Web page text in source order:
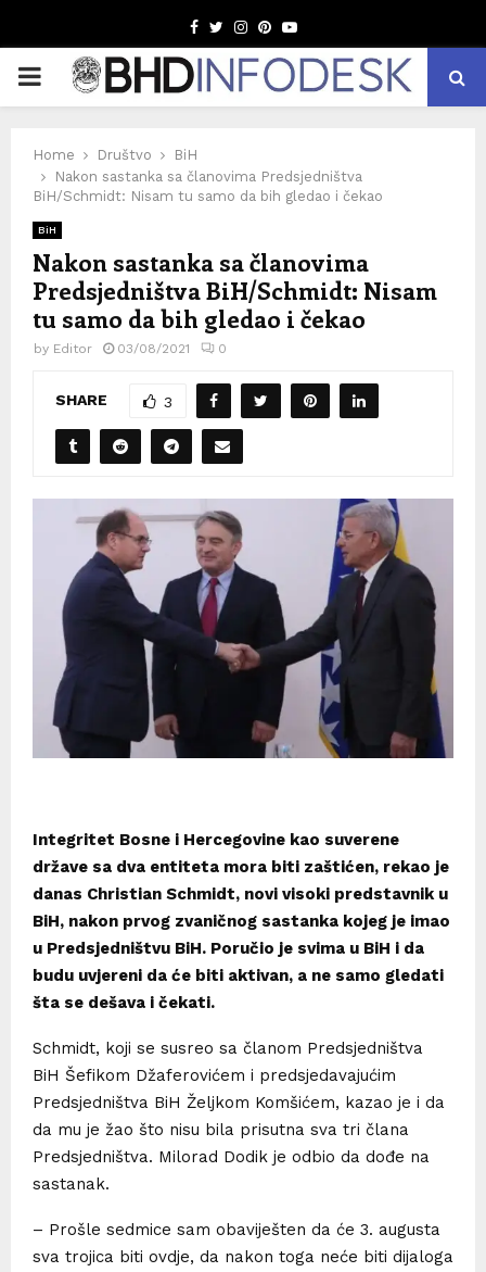
Facebook
TwitterInstagram
Pinterest
Youtube
PRIMARY
Home Društvo
BiH
Nakon sastanka sa članovima Predsjedništva
BiH/Schmidt: Nisam tu samo da bih gledao i čekao
BiH
Nakon sastanka sa članovima
Predsjedništva BiH/Schmidt: Nisam
tu samo da bih gledao i čekao
by Editor 03/08/2021 0
SHARE 3
Integritet Bosne i Hercegovine kao suverene
države sa dva entiteta mora biti zaštićen, rekao je
danas Christian Schmidt, novi visoki predstavnik u
BiH, nakon prvog zvaničnog sastanka kojeg je imao
u Predsjedništvu BiH. Poručio je svima u BiH i da
budu uvjereni da će biti aktivan, a ne samo gledati
šta se dešava i čekati.
Schmidt, koji se susreo sa članom Predsjedništva
BiH Šefikom Džaferovićem i predsjedavajućim
Predsjedništva BiH Željkom Komšićem, kazao je i da
da mu je žao što nisu bila prisutna sva tri člana
Predsjedništva. Milorad Dodik je odbio da dođe na
sastanak.
– Prošle sedmice sam obaviješten da će 3. augusta
sva trojica biti ovdje, da nakon toga neće biti dijaloga